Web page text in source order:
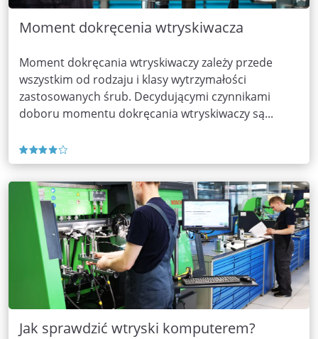
Moment dokręcenia wtryskiwacza
Moment dokręcania wtryskiwaczy zależy przede
wszystkim od rodzaju i klasy wytrzymałości
zastosowanych śrub. Decydującymi czynnikami
doboru momentu dokręcania wtryskiwaczy są...
Jak sprawdzić wtryski komputerem?